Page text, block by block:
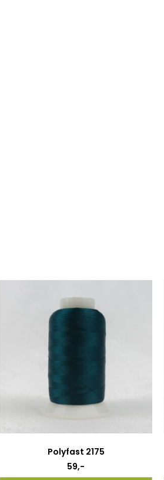
Polyfast 2175
59,-